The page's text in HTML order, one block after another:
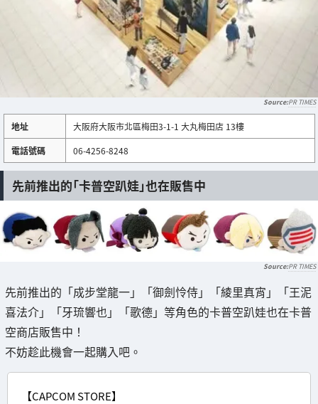
PR TIMES
地址
大阪府大阪市北區梅田3-1-1 大丸梅田店 13樓
電話號碼
06-4256-8248
先前推出的「卡普空趴娃」也在販售中
PR TIMES
先前推出的「成步堂龍一」「御劍怜侍」「綾里真宵」「王泥
喜法介」「牙琉響也」「歌德」等角色的卡普空趴娃也在卡普
空商店販售中！
不妨趁此機會一起購入吧。
【CAPCOM STORE】